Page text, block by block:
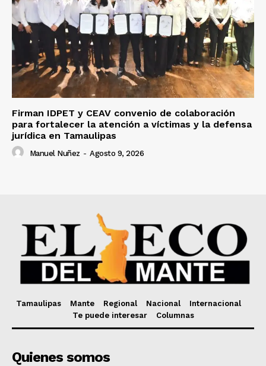
Firman IDPET y CEAV convenio de colaboración
para fortalecer la atención a víctimas y la defensa
jurídica en Tamaulipas
Manuel Nuñez - Agosto 9, 2026
Tamaulipas Mante Regional Nacional
Internacional
Te puede interesar
Columnas
Quienes somos